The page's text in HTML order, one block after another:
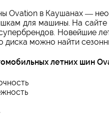
Ovation в Каушанах —
для машины. На сайте
Новейшие
диска можно найти
летних шин